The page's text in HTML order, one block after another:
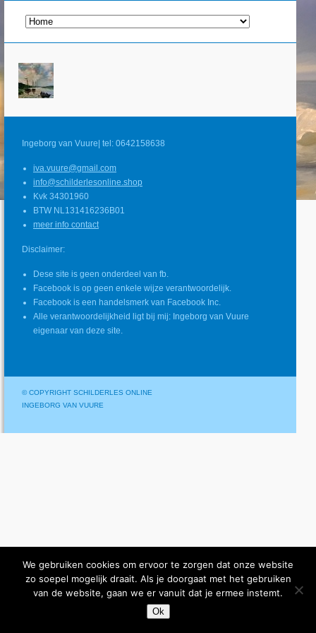
Ingeborg van Vuure| tel: 0642158638
iva.vuure@gmail.com
info@schilderlesonline.shop
Kvk 34301960
BTW NL131416236B01
meer info contact
Disclaimer:
Dese site is geen onderdeel van fb.
Facebook is op geen enkele wijze verantwoordelijk.
Facebook is een handelsmerk van Facebook Inc.
Alle verantwoordelijkheid ligt bij mij: Ingeborg van Vuure
eigenaar van deze site.
© COPYRIGHT SCHILDERLES ONLINE
INGEBORG VAN VUURE
We gebruiken cookies om ervoor te zorgen dat onze website
zo soepel mogelijk draait. Als je doorgaat met het gebruiken
van de website, gaan we er vanuit dat je ermee instemt.
Ok